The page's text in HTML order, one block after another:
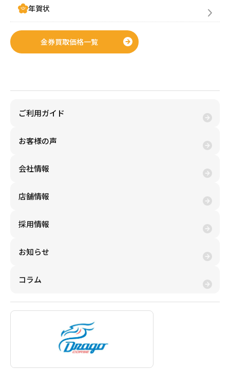
年賀状
金券買取価格一覧
ご利用ガイド
お客様の声
会社情報
店舗情報
採用情報
お知らせ
コラム